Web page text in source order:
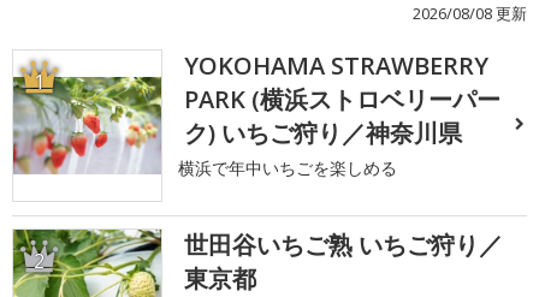
2026/08/08 更新
1
YOKOHAMA STRAWBERRY
PARK (横浜ストロベリーパー
ク) いちご狩り／神奈川県
横浜で年中いちごを楽しめる
2
世田谷いちご熟 いちご狩り／
東京都